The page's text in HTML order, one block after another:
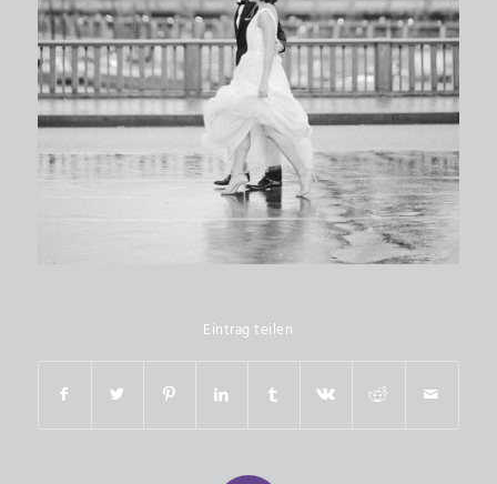
Eintrag teilen